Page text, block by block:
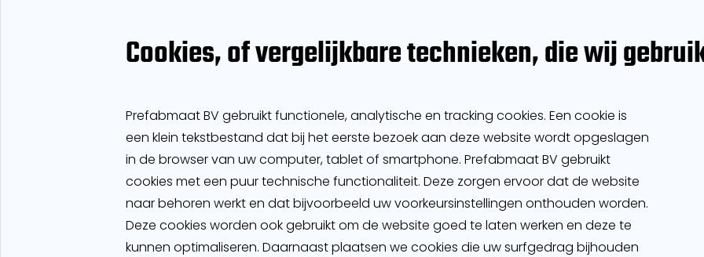
Cookies, of vergelijkbare technieken, die wij
Prefabmaat BV gebruikt functionele, analytische en tracking cookies. Een cookie is
een klein tekstbestand dat bij het eerste bezoek aan deze website wordt opgeslagen
in de browser van uw computer, tablet of smartphone. Prefabmaat BV gebruikt
cookies met een puur technische functionaliteit. Deze zorgen ervoor dat de website
naar behoren werkt en dat bijvoorbeeld uw voorkeursinstellingen onthouden worden.
Deze cookies worden ook gebruikt om de website goed te laten werken en deze te
kunnen optimaliseren. Daarnaast plaatsen we cookies die uw surfgedrag bijhouden